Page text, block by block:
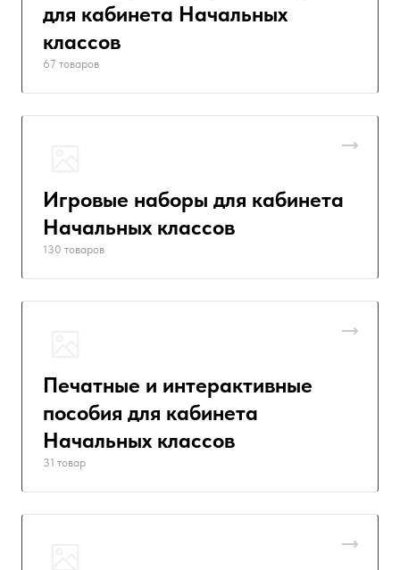
для кабинета Начальных
классов
67 товаров
Игровые наборы для кабинета
Начальных классов
130 товаров
Печатные и интерактивные
пособия для кабинета
Начальных классов
31 товар